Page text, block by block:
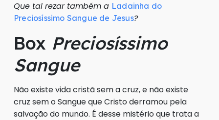
Que tal rezar também a Ladainha do
Preciosíssimo Sangue de Jesus?
Box Preciosíssimo
Sangue
Não existe vida cristã sem a cruz, e não existe
cruz sem o Sangue que Cristo derramou pela
salvação do mundo. É desse mistério que trata a